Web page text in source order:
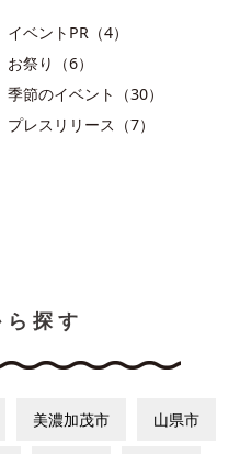
イベントPR（4）
お祭り（6）
季節のイベント（30）
プレスリリース（7）
探す
美濃加茂市 山県市